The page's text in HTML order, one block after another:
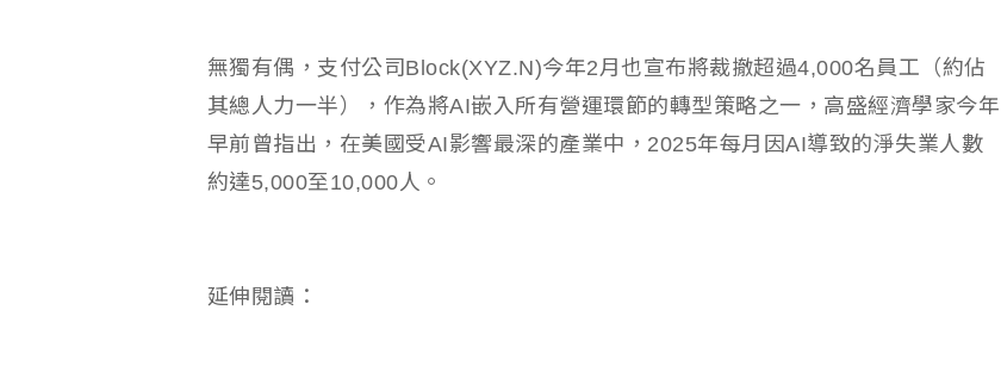
無獨有偶，支付公司Block(XYZ.N)今年2月也宣布將裁撤超過4,000名員工（約佔
其總人力一半），作為將AI嵌入所有營運環節的轉型策略之一，高盛經濟學家今年
早前曾指出，在美國受AI影響最深的產業中，2025年每月因AI導致的淨失業人數
約達5,000至10,000人。
延伸閱讀：